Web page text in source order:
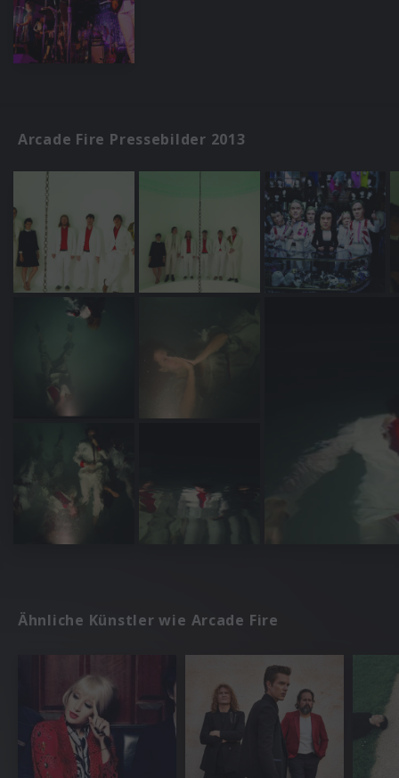
Arcade Fire Pressebilder 2013
Ähnliche Künstler wie Arcade Fire